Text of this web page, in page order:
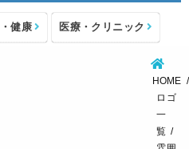
健康 医療・クリニック
HOME
ロゴ
一
覧